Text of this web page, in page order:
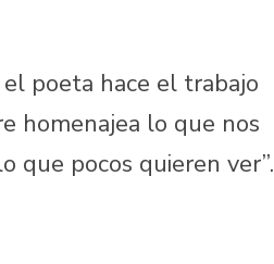
poeta hace el trabajo
homenajea lo que nos
que pocos quieren ver”.